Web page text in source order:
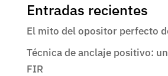
Entradas recientes
El mito del opositor perfecto
Técnica de anclaje positivo:
FIR